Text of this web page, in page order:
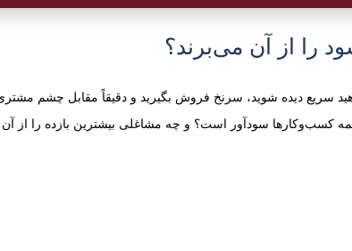
را از آن می‌برند؟
سریع دیده شوید، سرنخ فروش بگیرید و دقیقاً مقابل چشم مشتری